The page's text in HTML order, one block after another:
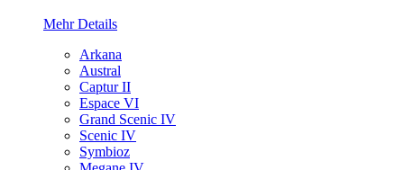
Mehr Details
Arkana
Austral
Captur II
Espace VI
Grand Scenic IV
Scenic IV
Symbioz